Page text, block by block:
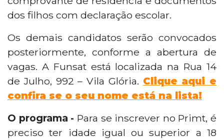
dos filhos com declaração escolar.
Os demais candidatos serão convocados
posteriormente, conforme a abertura de
vagas. A Funsat está localizada na Rua 14
de Julho, 992 – Vila Glória. Clique aqui e
confira se o seu nome está na lista!
O programa - Para se inscrever no Primt, é
preciso ter idade igual ou superior a 18